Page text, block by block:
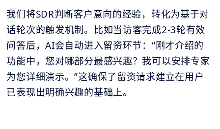
我们将SDR判断客户意向的经验，转化为基于对
话轮次的触发机制。比如当访客完成2-3轮有效
问答后，AI会自动进入留资环节：“刚才介绍的
功能中，您对哪部分最感兴趣？我可以安排专家
为您详细演示。”这确保了留资请求建立在用户
已表现出明确兴趣的基础上。